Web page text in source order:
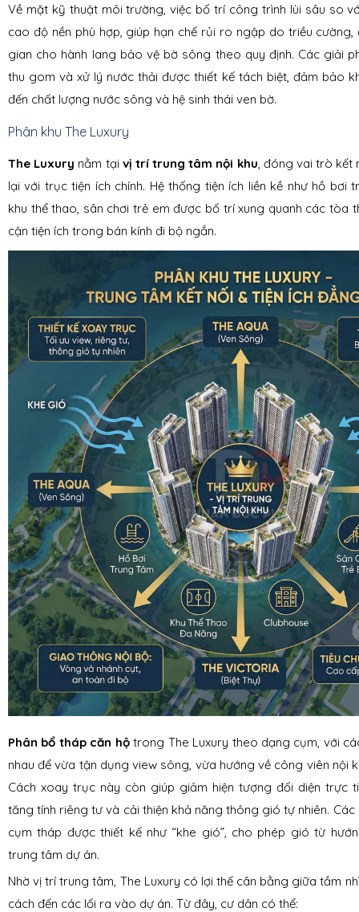
Về mặt kỹ thuật môi trường, việc bố trí công trình lùi sâu so
cao độ nền phù hợp, giúp hạn chế rủi ro ngập do triều
gian cho hành lang bảo vệ bờ sông theo quy định. Các giải
thu gom và xử lý nước thải được thiết kế tách biệt, đảm bảo
đến chất lượng nước sông và hệ sinh thái ven bờ.
Phân khu The Luxury
The Luxury nằm tại vị trí trung tâm nội khu, đóng vai trò kết
lại với trục tiện ích chính. Hệ thống tiện ích liền kề như hồ bơi
khu thể thao, sân chơi trẻ em được bố trí xung quanh các tòa
cận tiện ích trong bán kính đi bộ ngắn.
Phân bổ tháp căn hộtrong The Luxury theo dạng cụm, với
nhau để vừa tận dụng view sông, vừa hướng về công viên nội
Cách xoay trục này còn giúp giảm hiện tượng đối diện trực
tăng tính riêng tư và cải thiện khả năng thông gió tự nhiên.
cụm tháp được thiết kế như “khe gió”, cho phép gió từ
trung tâm dự án.
Nhờ vị trí trung tâm, The Luxury có lợi thế cân bằng giữa tầm
cách đến các lối ra vào dự án. Từ đây, cư dân có thể: